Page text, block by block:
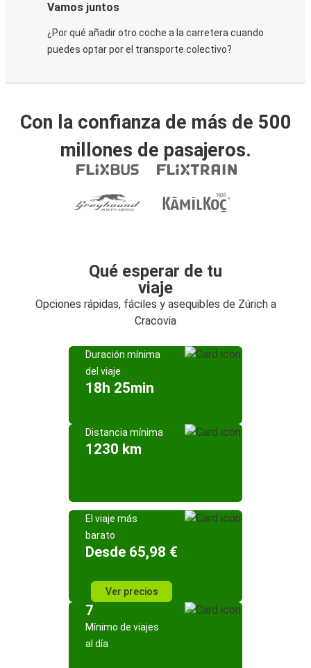
Vamos juntos
¿Por qué añadir otro coche a la carretera cuando
puedes optar por el transporte colectivo?
Con la confianza de más de 500
millones de pasajeros.
Qué esperar de tu
viaje
Opciones rápidas, fáciles y asequibles de Zúrich a
Cracovia
Duración mínima
del viaje
18h 25min
Distancia mínima
1230 km
El viaje más
barato
Desde 65,98 €
Ver precios
7
Mínimo de viajes
al día